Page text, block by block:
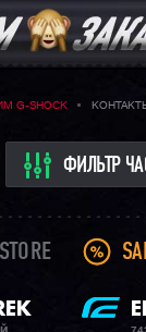
G-SHOCK
ФИЛЬТР